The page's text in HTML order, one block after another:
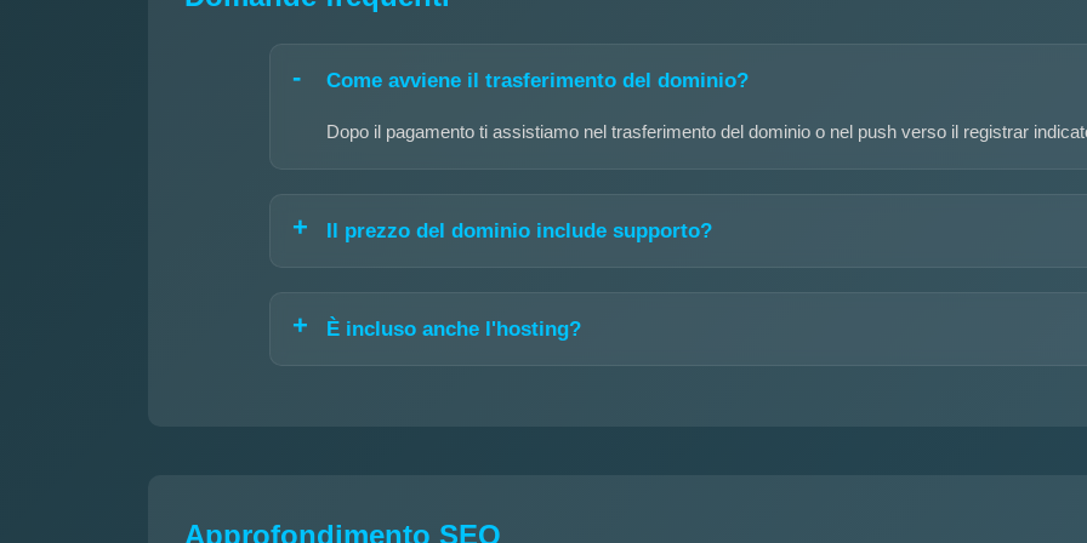
Come avviene il trasferimento del dominio?
Dopo il pagamento ti assistiamo nel trasferimento del dominio o nel push verso il registrar
Il prezzo del dominio include supporto?
È incluso anche l'hosting?
Approfondimento SEO